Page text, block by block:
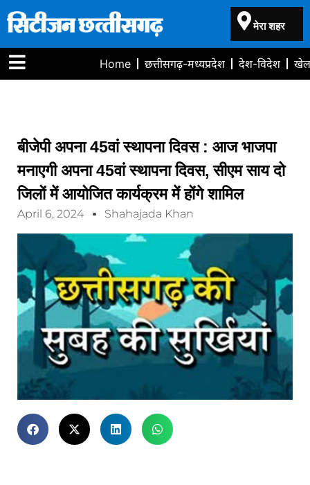
मेरा शहर
Home छत्तीसगढ़-मध्यप्रदेश देश-विदेश
बीजेपी अपना 45वां स्‍थापना दिवस : आज भाजपा
मनाएगी अपना 45वां स्‍थापना दिवस, सीएम साय दो
जिलों में आयोजित कार्यक्रम में होंगे शामिल
April 6, 2024 Shahajada Khan